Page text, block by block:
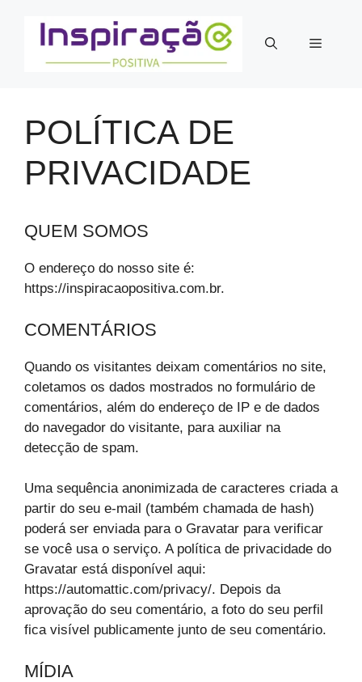
Menu
POLÍTICA DE
PRIVACIDADE
QUEM SOMOS
O endereço do nosso site é:
https://inspiracaopositiva.com.br.
COMENTÁRIOS
Quando os visitantes deixam comentários no site,
coletamos os dados mostrados no formulário de
comentários, além do endereço de IP e de dados
do navegador do visitante, para auxiliar na
detecção de spam.
Uma sequência anonimizada de caracteres criada a
partir do seu e-mail (também chamada de hash)
poderá ser enviada para o Gravatar para verificar
se você usa o serviço. A política de privacidade do
Gravatar está disponível aqui:
https://automattic.com/privacy/. Depois da
aprovação do seu comentário, a foto do seu perfil
fica visível publicamente junto de seu comentário.
MÍDIA